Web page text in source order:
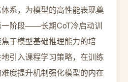
系，为模型的高性能表现奠
一阶段——长期CoT冷启动训
于模型基础推理能力的培
引入课程学习策略，在训练
度提升机制强化模型的内在